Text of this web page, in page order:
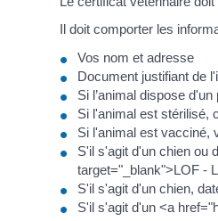
Il doit comporter les
Vos nom et adresse
Document justifiant de
Si l’animal dispose
Si l'animal est stérilisé,
Si l'animal est vacciné,
S'il s'agit d'un chien ou
target="_blank">LOF -
S'il s'agit d'un chien,
S'il s'agit d'un <a